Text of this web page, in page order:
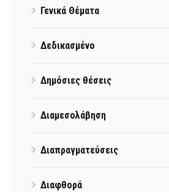
Γενικά Θέματα
Δεδικασμένο
Δημόσιες θέσεις
Διαμεσολάβηση
Διαπραγματεύσεις
Διαφθορά